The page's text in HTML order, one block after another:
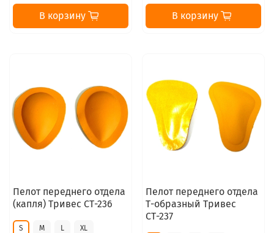
В корзину В корзину
Пелот переднего отдела
(капля) Тривес СТ-236
S M L XL
Пелот переднего отдела
Т-образный Тривес
СТ-237